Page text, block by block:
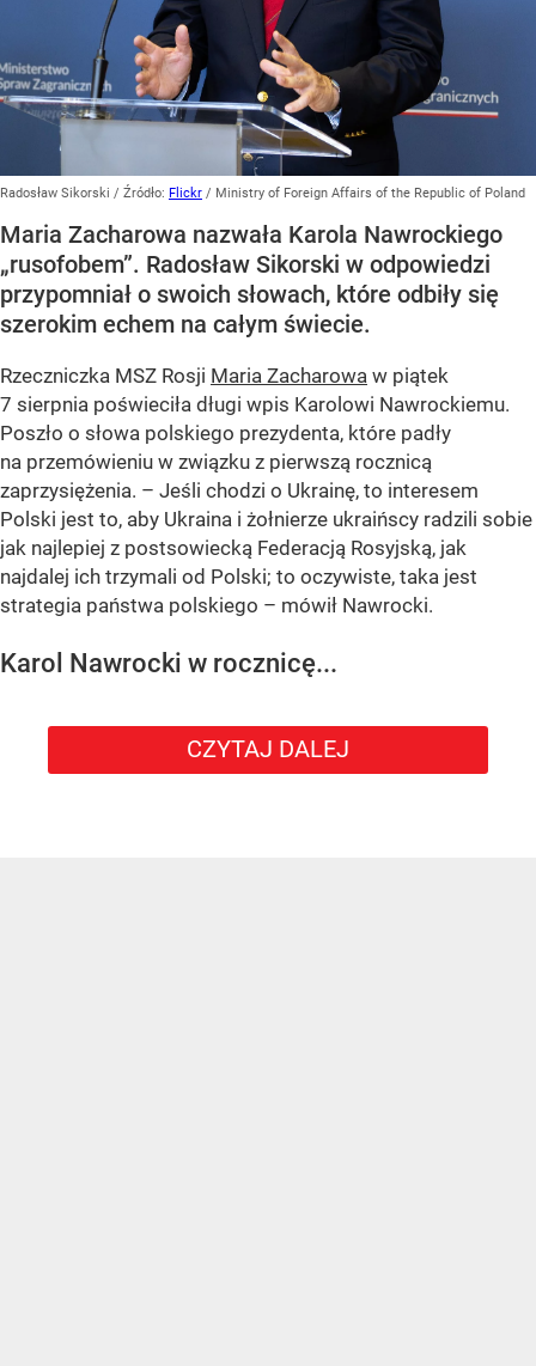
Radosław Sikorski / Źródło: Flickr / Ministry of Foreign Affairs of the Republic of Poland
Maria Zacharowa nazwała Karola Nawrockiego
„rusofobem”. Radosław Sikorski w odpowiedzi
przypomniał o swoich słowach, które odbiły się
szerokim echem na całym świecie.
Rzeczniczka MSZ Rosji Maria Zacharowa w piątek
7 sierpnia poświeciła długi wpis Karolowi Nawrockiemu.
Poszło o słowa polskiego prezydenta, które padły
na przemówieniu w związku z pierwszą rocznicą
zaprzysiężenia. – Jeśli chodzi o Ukrainę, to interesem
Polski jest to, aby Ukraina i żołnierze ukraińscy radzili sobie
jak najlepiej z postsowiecką Federacją Rosyjską, jak
najdalej ich trzymali od Polski; to oczywiste, taka jest
strategia państwa polskiego – mówił Nawrocki.
Karol Nawrocki w rocznicę...
CZYTAJ DALEJ